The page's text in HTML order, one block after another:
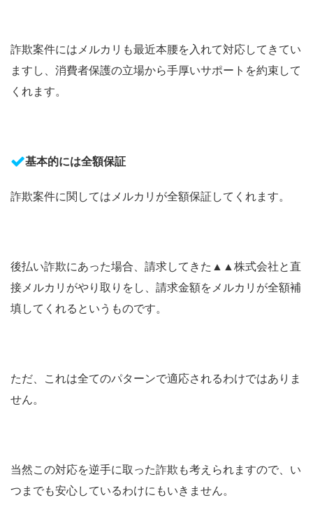
詐欺案件にはメルカリも最近本腰を入れて対応してきてい
ますし、消費者保護の立場から手厚いサポートを約束して
くれます。
基本的には全額保証
詐欺案件に関してはメルカリが全額保証してくれます。
後払い詐欺にあった場合、請求してきた ▲▲ 株式会社と直
接メルカリがやり取りをし、請求金額をメルカリが全額補
填してくれるというものです。
ただ、これは全てのパターンで適応されるわけではありま
せん。
当然この対応を逆手に取った詐欺も考えられますので、い
つまでも安心しているわけにもいきません。